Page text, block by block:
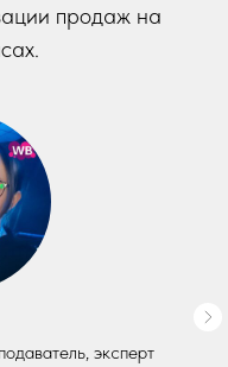
продаж на
эксперт